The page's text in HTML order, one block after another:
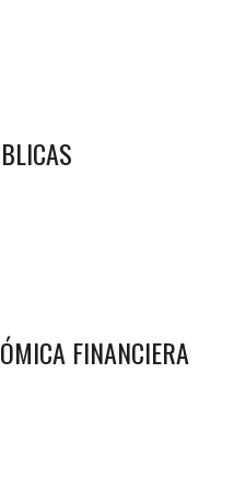
FINANCIERA